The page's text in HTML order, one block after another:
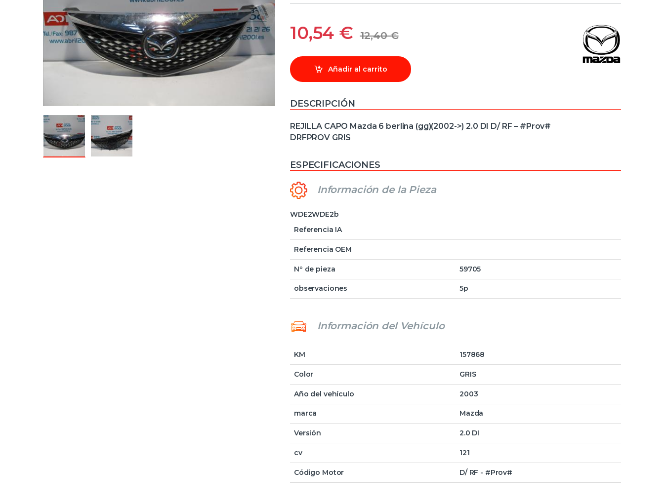
10,54 € 12,40€
Añadir al carrito
DESCRIPCIÓN
REJILLA CAPO Mazda 6 berlina (gg)(2002->) 2.0 DI D/ RF – #Prov#
DRFPROV GRIS
ESPECIFICACIONES
Información de la Pieza
WDE2WDE2b
Referencia IA
Referencia OEM
Nº de pieza 59705
observaciones 5p
Información del Vehículo
KM 157868
Color GRIS
Año del vehículo 2003
marca Mazda
Versión 2.0 DI
cv 121
Código Motor D/ RF - #Prov#